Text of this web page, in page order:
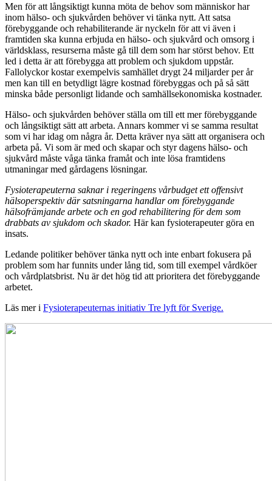
Men för att långsiktigt kunna möta de behov som människor har
inom hälso- och sjukvården behöver vi tänka nytt. Att satsa
förebyggande och rehabiliterande är nyckeln för att vi även i
framtiden ska kunna erbjuda en hälso- och sjukvård och omsorg i
världsklass, resurserna måste gå till dem som har störst behov. Ett
led i detta är att förebygga att problem och sjukdom uppstår.
Fallolyckor kostar exempelvis samhället drygt 24 miljarder per år
men kan till en betydligt lägre kostnad förebyggas och på så sätt
minska både personligt lidande och samhällsekonomiska kostnader.
Hälso- och sjukvården behöver ställa om till ett mer förebyggande
och långsiktigt sätt att arbeta. Annars kommer vi se samma resultat
som vi har idag om några år. Detta kräver nya sätt att organisera och
arbeta på. Vi som är med och skapar och styr dagens hälso- och
sjukvård måste våga tänka framåt och inte lösa framtidens
utmaningar med gårdagens lösningar.
Fysioterapeuterna saknar i regeringens vårbudget ett offensivt
hälsoperspektiv där satsningarna handlar om förebyggande
hälsofrämjande arbete och en god rehabilitering för dem som
drabbats av sjukdom och skador. Här kan fysioterapeuter göra en
insats.
Ledande politiker behöver tänka nytt och inte enbart fokusera på
problem som har funnits under lång tid, som till exempel vårdköer
och vårdplatsbrist. Nu är det hög tid att prioritera det förebyggande
arbetet.
Läs mer i Fysioterapeuternas initiativ Tre lyft för Sverige.